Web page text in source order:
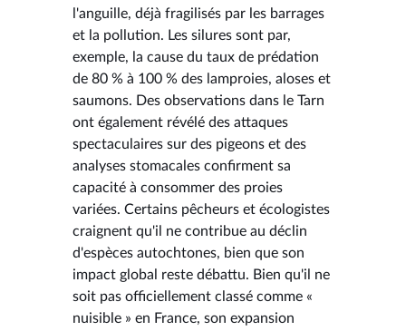
l'anguille, déjà fragilisés par les barrages
et la pollution. Les silures sont par,
exemple, la cause du taux de prédation
de 80 % à 100 % des lamproies, aloses et
saumons. Des observations dans le Tarn
ont également révélé des attaques
spectaculaires sur des pigeons et des
analyses stomacales confirment sa
capacité à consommer des proies
variées. Certains pêcheurs et écologistes
craignent qu'il ne contribue au déclin
d'espèces autochtones, bien que son
impact global reste débattu. Bien qu'il ne
soit pas officiellement classé comme «
nuisible » en France, son expansion